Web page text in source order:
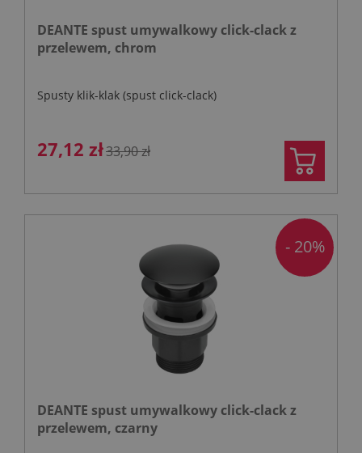
DEANTE spust umywalkowy click-clack z
przelewem, chrom
Spusty klik-klak (spust click-clack)
27,12 zł33,90 zł
DEANTE spust umywalkowy click-clack z
przelewem, czarny
- 20%